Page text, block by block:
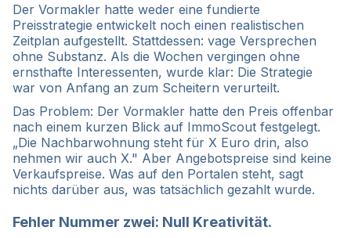
Der Vormakler hatte weder eine fundierte
Preisstrategie entwickelt noch einen realistischen
Zeitplan aufgestellt. Stattdessen: vage Versprechen
ohne Substanz. Als die Wochen vergingen ohne
ernsthafte Interessenten, wurde klar: Die Strategie
war von Anfang an zum Scheitern verurteilt.
Das Problem: Der Vormakler hatte den Preis offenbar
nach einem kurzen Blick auf ImmoScout festgelegt.
„Die Nachbarwohnung steht für X Euro drin, also
nehmen wir auch X." Aber Angebotspreise sind keine
Verkaufspreise. Was auf den Portalen steht, sagt
nichts darüber aus, was tatsächlich gezahlt wurde.
Fehler Nummer zwei: Null Kreativität.